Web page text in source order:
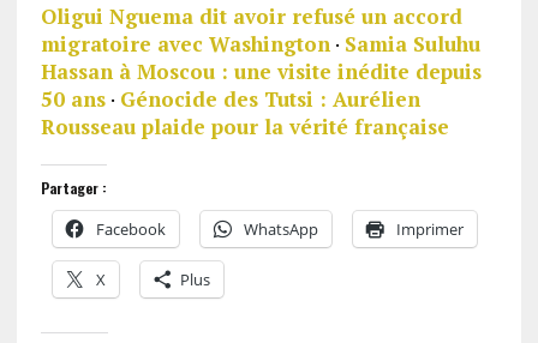
Oligui Nguema dit avoir refusé un accord
migratoire avec Washington· Samia Suluhu
Hassan à Moscou : une visite inédite depuis
50 ans· Génocide des Tutsi : Aurélien
Rousseau plaide pour la vérité française
Partager :
Facebook WhatsApp Imprimer
X Plus